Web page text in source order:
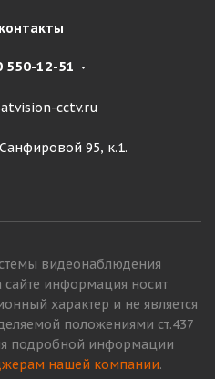
550-12-51
cctv.ru
95, к.1.
видеонаблюдения
сайте информация носит
характер и не является
положениями ст.437
подробной информации
нашей компании.